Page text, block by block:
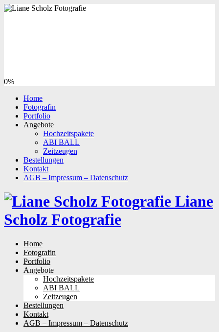
0%
Home
Fotografin
Portfolio
Angebote
Hochzeitspakete
ABI BALL
Zeitzeugen
Bestellungen
Kontakt
AGB – Impressum – Datenschutz
Liane
Scholz Fotografie
Skip
content
Home
Fotografin
Portfolio
Angebote
Hochzeitspakete
ABI BALL
Zeitzeugen
Bestellungen
Kontakt
AGB – Impressum – Datenschutz